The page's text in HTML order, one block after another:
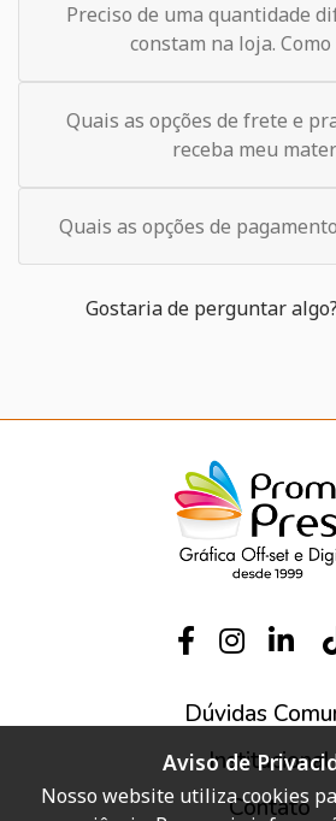
Preciso de uma quantidade
constam na loja.
Quais as opções de frete e
receba meu
Quais as opções de
Gostaria de perguntar algo?
Dúvidas
Institucional
Contato
Aviso de
Nosso website utiliza cookies